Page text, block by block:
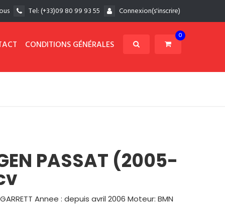
Tel:(+33)09 80 99 93 55 Connexion(s'inscrire)
0
CONDITIONS GÉNÉRALES
PASSAT (2005-
Annee : depuis avril 2006 Moteur: BMN